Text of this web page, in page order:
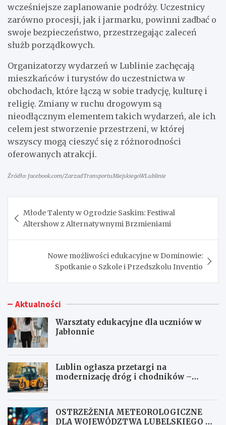
wcześniejsze zaplanowanie podróży. Uczestnicy
zarówno procesji, jak i jarmarku, powinni zadbać o
swoje bezpieczeństwo, przestrzegając zaleceń
służb porządkowych.
Organizatorzy wydarzeń w Lublinie zachęcają
mieszkańców i turystów do uczestnictwa w
obchodach, które łączą w sobie tradycję, kulturę i
religię. Zmiany w ruchu drogowym są
nieodłącznym elementem takich wydarzeń, ale ich
celem jest stworzenie przestrzeni, w której
wszyscy mogą cieszyć się z różnorodności
oferowanych atrakcji.
Źródło: facebook.com/ZarzadTransportuMiejskiegoWLublinie
wpisu
Młode Talenty w Ogrodzie Saskim: Festiwal
Altershow z Alternatywnymi Brzmieniami
Nowe możliwości edukacyjne w Dominowie:
Spotkanie o Szkole i Przedszkolu Inventio
Aktualności
Warsztaty edukacyjne dla uczniów w
Jabłonnie
Lublin ogłasza przetargi na
modernizację dróg i chodników –
OSTRZEŻENIA METEOROLOGICZNE
DLA WOJEWÓDZTWA LUBELSKIEGO NR